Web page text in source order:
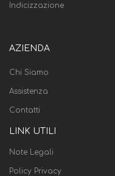
Indicizzazione
AZIENDA
Chi Siamo
Assistenza
Contatti
LINK UTILI
Note Legali
Policy Privacy